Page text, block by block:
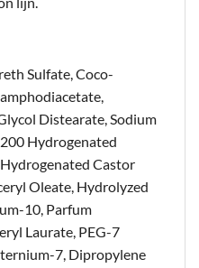
Sulfate, Coco-
Distearate, Sodium
Hydrogenated
Castor
Oleate, Hydrolyzed
10, Parfum
Laurate, PEG-7
7, Dipropylene